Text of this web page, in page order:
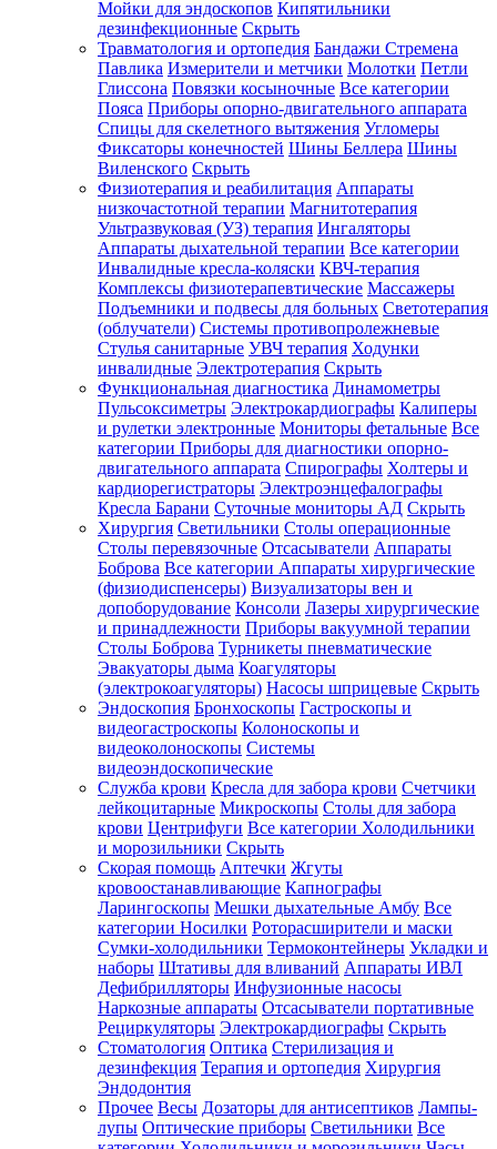
Мойки для эндоскопов Кипятильники
дезинфекционные Скрыть
Травматология и ортопедия Бандажи Стремена
Павлика Измерители и метчики Молотки Петли
Глиссона Повязки косыночные Все категории
Пояса Приборы опорно-двигательного аппарата
Спицы для скелетного вытяжения Угломеры
Фиксаторы конечностей Шины Беллера Шины
Виленского Скрыть
Физиотерапия и реабилитация Аппараты
низкочастотной терапии Магнитотерапия
Ультразвуковая (УЗ) терапия Ингаляторы
Аппараты дыхательной терапии Все категории
Инвалидные кресла-коляски КВЧ-терапия
Комплексы физиотерапевтические Массажеры
Подъемники и подвесы для больных Светотерапия
(облучатели) Системы противопролежневые
Стулья санитарные УВЧ терапия Ходунки
инвалидные Электротерапия Скрыть
Функциональная диагностика Динамометры
Пульсоксиметры Электрокардиографы Калиперы
и рулетки электронные Мониторы фетальные Все
категории Приборы для диагностики опорно-
двигательного аппарата Спирографы Холтеры и
кардиорегистраторы Электроэнцефалографы
Кресла Барани Суточные мониторы АД Скрыть
Хирургия Светильники Столы операционные
Столы перевязочные Отсасыватели Аппараты
Боброва Все категории Аппараты хирургические
(физиодиспенсеры) Визуализаторы вен и
допоборудование Консоли Лазеры хирургические
и принадлежности Приборы вакуумной терапии
Столы Боброва Турникеты пневматические
Эвакуаторы дыма Коагуляторы
(электрокоагуляторы) Насосы шприцевые Скрыть
Эндоскопия Бронхоскопы Гастроскопы и
видеогастроскопы Колоноскопы и
видеоколоноскопы Системы
видеоэндоскопические
Служба крови Кресла для забора крови Счетчики
лейкоцитарные Микроскопы Столы для забора
крови Центрифуги Все категории Холодильники
и морозильники Скрыть
Скорая помощь Аптечки Жгуты
кровоостанавливающие Капнографы
Ларингоскопы Мешки дыхательные Амбу Все
категории Носилки Роторасширители и маски
Сумки-холодильники Термоконтейнеры Укладки и
наборы Штативы для вливаний Аппараты ИВЛ
Дефибрилляторы Инфузионные насосы
Наркозные аппараты Отсасыватели портативные
Рециркуляторы Электрокардиографы Скрыть
Стоматология Оптика Стерилизация и
дезинфекция Терапия и ортопедия Хирургия
Эндодонтия
Прочее Весы Дозаторы для антисептиков Лампы-
лупы Оптические приборы Светильники Все